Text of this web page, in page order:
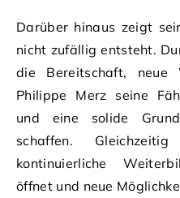
Darüber hinaus zeigt
nicht zufällig entsteht.
die Bereitschaft, neue
Philippe Merz seine
und eine solide
schaffen.
kontinuierliche
öffnet und neue